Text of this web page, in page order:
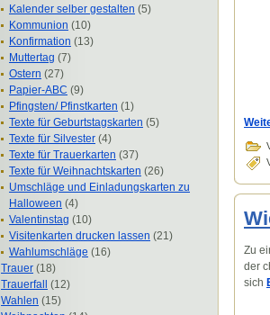
Kalender selber gestalten (5)
Kommunion (10)
Konfirmation (13)
Muttertag (7)
Ostern (27)
Papier-ABC (9)
Pfingsten/ Pfinstkarten (1)
Texte für Geburtstagskarten (5)
Texte für Silvester (4)
Texte für Trauerkarten (37)
Texte für Weihnachtskarten (26)
Umschläge und Einladungskarten zu
Halloween (4)
Valentinstag (10)
Visitenkarten drucken lassen (21)
Wahlumschläge (16)
Trauer (18)
Trauerfall
(12)
Wahlen (15)
Zu
der
sich